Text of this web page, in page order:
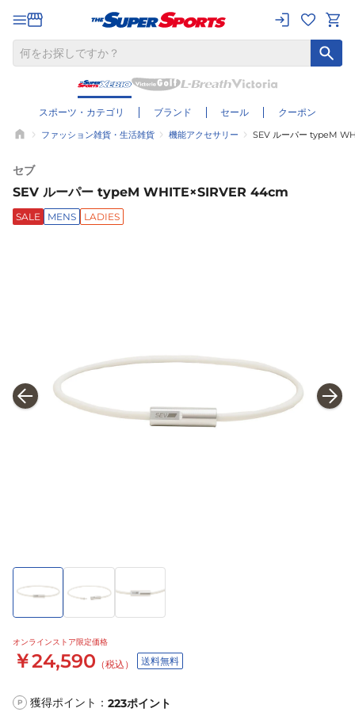
スポーツ・カテゴリ ブランド セール クーポン
ファッション雑貨・生活雑貨 機能アクセサリー SEV ルーパー typeM
セブ
SEV ルーパー typeM WHITE×SIRVER 44cm
SALE MENS LADIES
オンラインストア限定価格
￥24,590 （税込） 送料無料
P 獲得ポイント： 223ポイント